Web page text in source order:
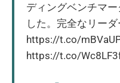
ディングベンチマ
した。完全なリーダ
https://t.co/
https://t.co/